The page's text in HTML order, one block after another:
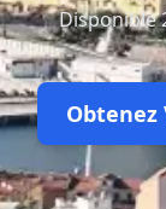
Disponible
Obtenez